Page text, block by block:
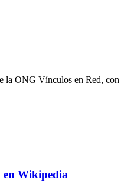
la ONG Vínculos en Red, con
en Wikipedia